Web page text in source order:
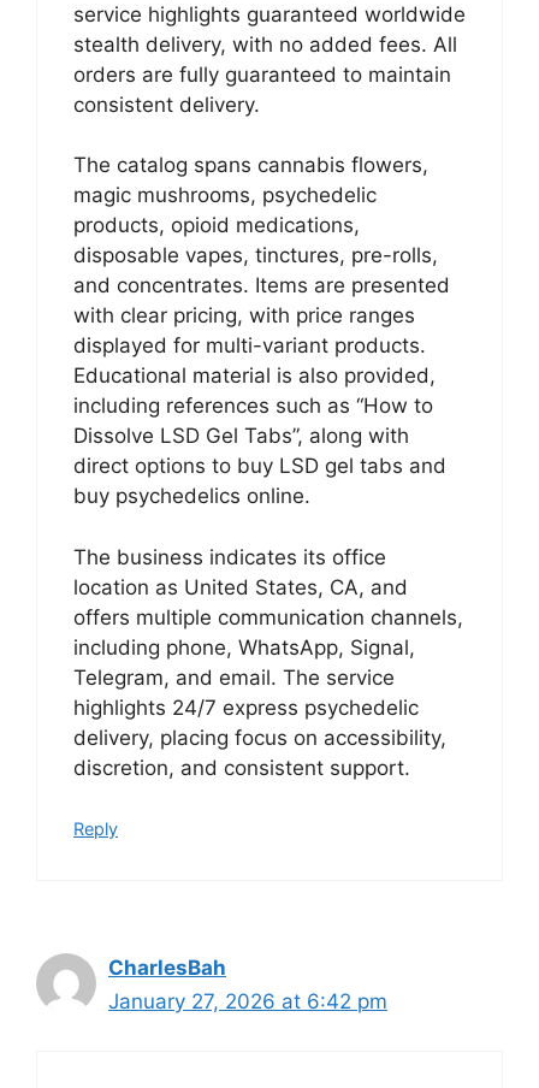
service highlights guaranteed worldwide
stealth delivery, with no added fees. All
orders are fully guaranteed to maintain
consistent delivery.
The catalog spans cannabis flowers,
magic mushrooms, psychedelic
products, opioid medications,
disposable vapes, tinctures, pre-rolls,
and concentrates. Items are presented
with clear pricing, with price ranges
displayed for multi-variant products.
Educational material is also provided,
including references such as “How to
Dissolve LSD Gel Tabs”, along with
direct options to buy LSD gel tabs and
buy psychedelics online.
The business indicates its office
location as United States, CA, and
offers multiple communication channels,
including phone, WhatsApp, Signal,
Telegram, and email. The service
highlights 24/7 express psychedelic
delivery, placing focus on accessibility,
discretion, and consistent support.
Reply
CharlesBah
January 27, 2026 at 6:42 pm